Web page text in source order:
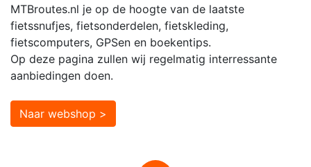
MTBroutes.nl je op de hoogte van de laatste
fietssnufjes, fietsonderdelen, fietskleding,
fietscomputers, GPSen en boekentips.
Op deze pagina zullen wij regelmatig interressante
aanbiedingen doen.
Naar webshop >